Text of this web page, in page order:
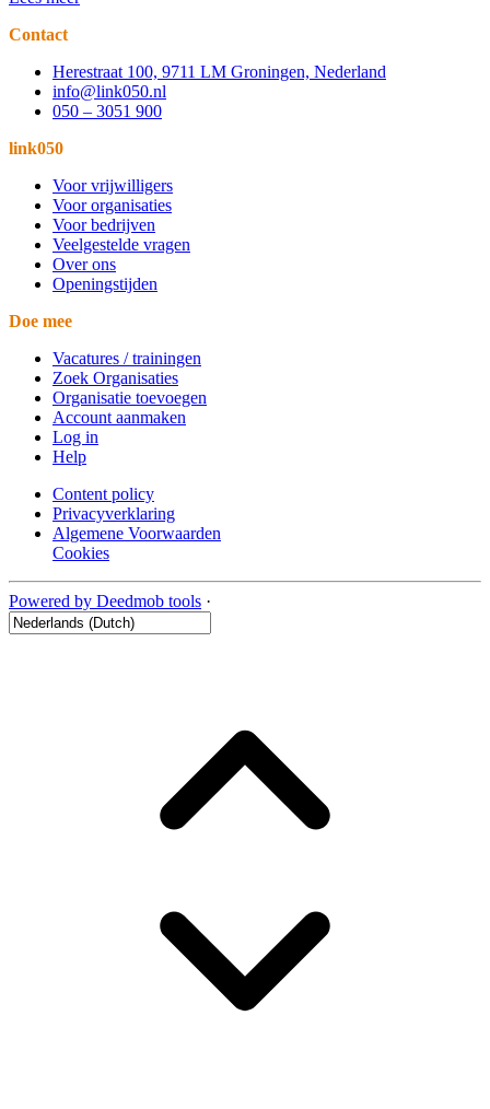
Contact
Herestraat 100, 9711 LM Groningen, Nederland
info@link050.nl
050 – 3051 900
link050
Voor vrijwilligers
Voor organisaties
Voor bedrijven
Veelgestelde vragen
Over ons
Openingstijden
Doe mee
Vacatures / trainingen
Zoek Organisaties
Organisatie toevoegen
Account aanmaken
Log in
Help
Content policy
Privacyverklaring
Algemene Voorwaarden
Cookies
Powered by Deedmob tools ·